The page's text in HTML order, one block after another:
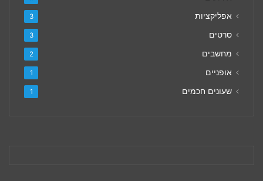
אפליקציות 3
סרטים 3
מחשבים 2
אופניים 1
שעונים חכמים 1